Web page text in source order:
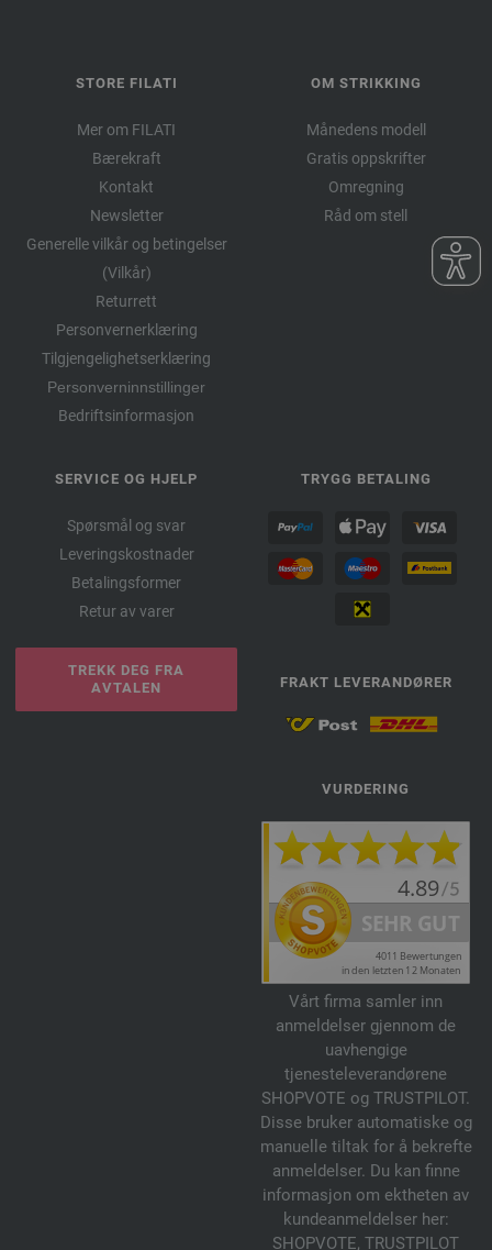
STORE FILATI
Mer om FILATI
Bærekraft
Kontakt
Newsletter
Generelle vilkår og betingelser
(Vilkår)
Returrett
Personvernerklæring
Tilgjengelighetserklæring
Personverninnstillinger
Bedriftsinformasjon
OM STRIKKING
Månedens modell
Gratis oppskrifter
Omregning
Råd om stell
SERVICE OG HJELP
Spørsmål og svar
Leveringskostnader
Betalingsformer
Retur av varer
TREKK DEG FRA
AVTALEN
TRYGG BETALING
FRAKT LEVERANDØRER
VURDERING
Vårt firma samler inn
anmeldelser gjennom de
uavhengige
tjenesteleverandørene
SHOPVOTE og TRUSTPILOT.
Disse bruker automatiske og
manuelle tiltak for å bekrefte
anmeldelser. Du kan finne
informasjon om ektheten av
kundeanmeldelser her:
SHOPVOTE, TRUSTPILOT